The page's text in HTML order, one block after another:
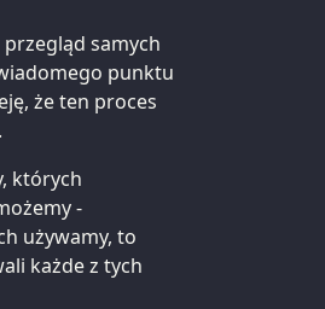
samych
punktu
że ten proces
których
-
używamy, to
każde z tych